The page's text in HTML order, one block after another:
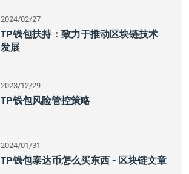
2024/02/27
TP钱包扶持：致力于推动区块链技术
发展
2023/12/29
TP钱包风险管控策略
2024/01/31
TP钱包泰达币怎么买东西 - 区块链文章